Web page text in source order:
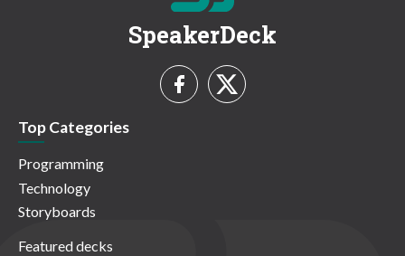
SpeakerDeck
Top Categories
Programming
Technology
Storyboards
Featured decks